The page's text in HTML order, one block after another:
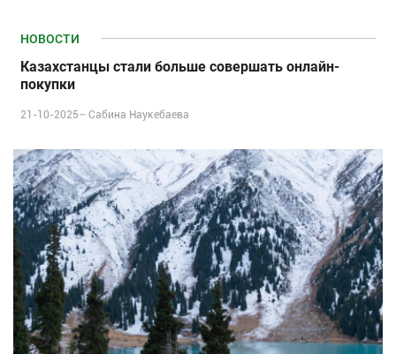
НОВОСТИ
Казахстанцы стали больше совершать онлайн-
покупки
21-10-2025–Сабина Наукебаева